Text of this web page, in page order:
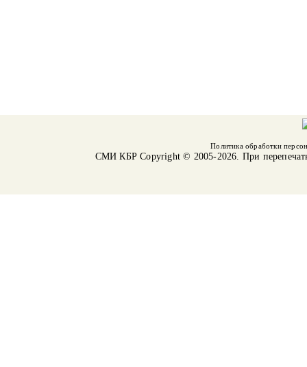
Политика обработки
СМИ КБРCopyright © 2005-2026. При